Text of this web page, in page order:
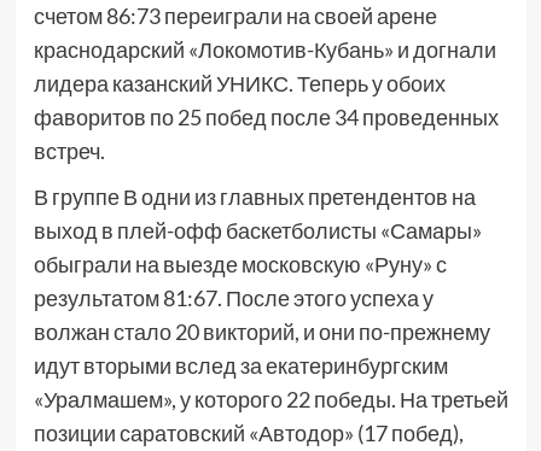
счетом 86:73 переиграли на своей арене
краснодарский «Локомотив-Кубань» и догнали
лидера казанский УНИКС. Теперь у обоих
фаворитов по 25 побед после 34 проведенных
встреч.
В группе В одни из главных претендентов на
выход в плей-офф баскетболисты «Самары»
обыграли на выезде московскую «Руну» с
результатом 81:67. После этого успеха у
волжан стало 20 викторий, и они по-прежнему
идут вторыми вслед за екатеринбургским
«Уралмашем», у которого 22 победы. На третьей
позиции саратовский «Автодор» (17 побед),